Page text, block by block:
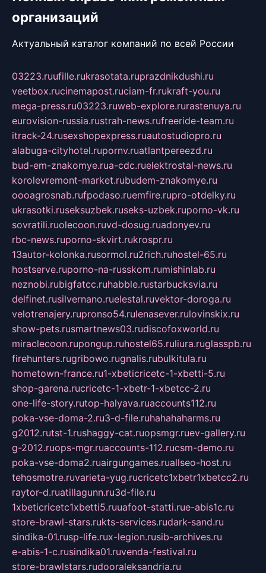
организаций
Актуальный каталог компаний по всей России
03223.ruufille.rukrasotata.ruprazdnikdushi.ru
veetbox.rucinemapost.ruciam-fr.rukraft-you.ru
mega-press.ru03223.ruweb-explore.rurastenuya.ru
eurovision-russia.rustrah-news.rufreeride-team.ru
itrack-24.rusexshopexpress.ruautostudiopro.ru
alabuga-cityhotel.rupornv.ruatlantpereezd.ru
bud-em-znakomye.rua-cdc.ruelektrostal-news.ru
korolevremont-market.rubudem-znakomye.ru
oooagrosnab.rufpodaso.ruemfire.rupro-otdelky.ru
ukrasotki.ruseksuzbek.ruseks-uzbek.ruporno-vk.ru
sovratili.ruolecoon.ruvd-dosug.ruadonyev.ru
rbc-news.ruporno-skvirt.rukrospr.ru
13autor-kolonka.rusormol.ru2rich.ruhostel-65.ru
hostserve.ruporno-na-russkom.rumishinlab.ru
neznobi.rubigfatcc.ruhabble.rustarbucksvia.ru
delfinet.rusilvernano.ruelestal.ruvektor-doroga.ru
velotrenajery.rupronso54.rulenasever.rulovinskix.ru
show-pets.rusmartnews03.rudiscofoxworld.ru
miraclecoon.rupongup.ruhostel65.ruliura.ruglasspb.ru
firehunters.rugribowo.rugnalis.rubulkitula.ru
hometown-france.ru1-xbeticricetc-1-xbetti-5.ru
shop-garena.rucricetc-1-xbetr-1-xbetcc-2.ru
one-life-story.rutop-halyava.ruaccounts112.ru
poka-vse-doma-2.ru3-d-file.ruhahahaharms.ru
g2012.rutst-1.rushaggy-cat.ruopsmgr.ruev-gallery.ru
g-2012.ruops-mgr.ruaccounts-112.rucsm-demo.ru
poka-vse-doma2.ruairgungames.ruallseo-host.ru
tehosmotre.ruvarieta-yug.rucricetc1xbetr1xbetcc2.ru
raytor-d.ruatillagunn.ru3d-file.ru
1xbeticricetc1xbetti5.ruuafoot-statti.rue-abis1c.ru
store-brawl-stars.rukts-services.rudark-sand.ru
sindika-01.rusp-life.rux-legion.rusib-archives.ru
e-abis-1-c.rusindika01.ruvenda-festival.ru
store-brawlstars.rudooraleksandria.ru